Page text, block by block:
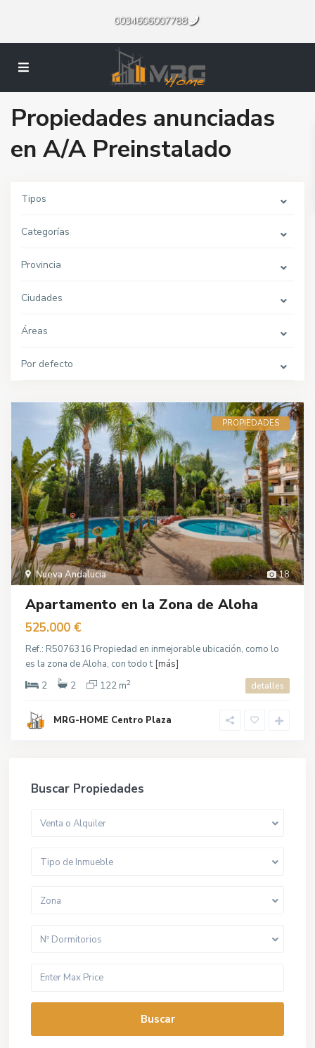
0034606007788
Propiedades anunciadas
en A/A Preinstalado
Tipos
Categorías
Provincia
Ciudades
Áreas
Por defecto
18
Nueva Andalucia
PROPIEDADES
Apartamento en la Zona de Aloha
525.000 €
Ref.: R5076316 Propiedad en inmejorable ubicación, como lo
es la zona de Aloha, con todo t [más]
2
2 122 m2 detalles
MRG-HOME Centro Plaza
Buscar Propiedades
Venta o Alquiler
Tipo de Inmueble
Zona
Nº Dormitorios
Buscar